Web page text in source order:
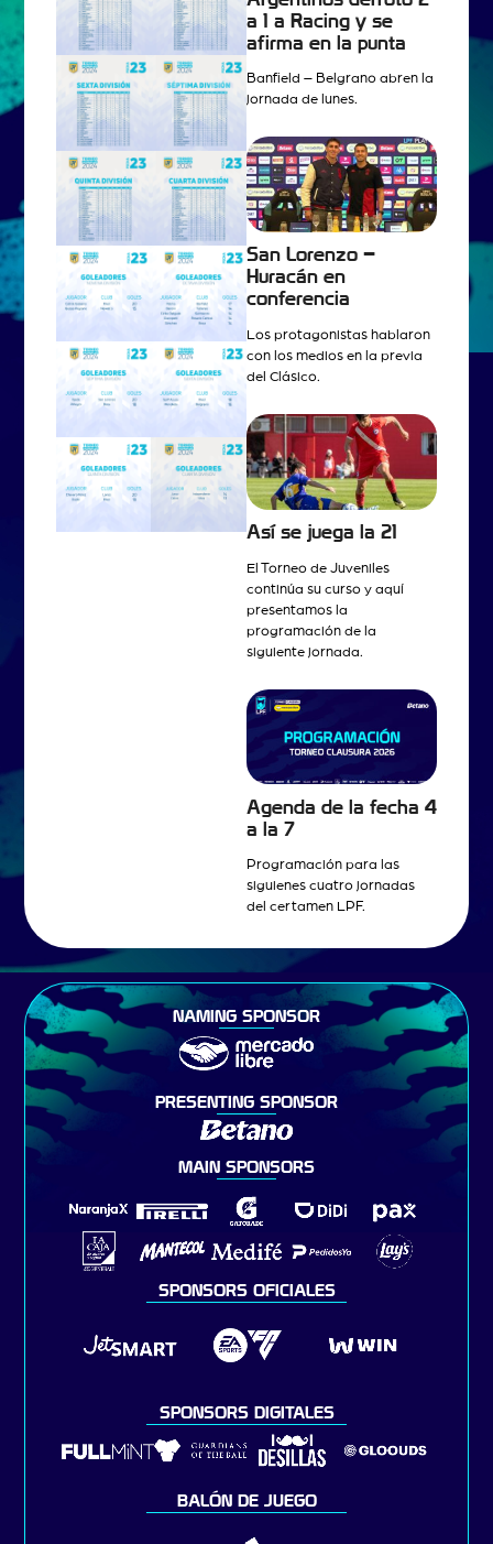
a 1 a Racing y se
afirma en la punta
Banfield – Belgrano abren la
jornada de lunes.
San Lorenzo –
Huracán en
conferencia
Los protagonistas hablaron
con los medios en la previa
del Clásico.
Así se juega la 21
El Torneo de Juveniles
continúa su curso y aquí
presentamos la
programación de la
siguiente jornada.
Agenda de la fecha 4
a la 7
Programación para las
siguienes cuatro jornadas
del certamen LPF.
NAMING SPONSOR
PRESENTING SPONSOR
MAIN SPONSORS
SPONSORS OFICIALES
SPONSORS DIGITALES
BALÓN DE JUEGO